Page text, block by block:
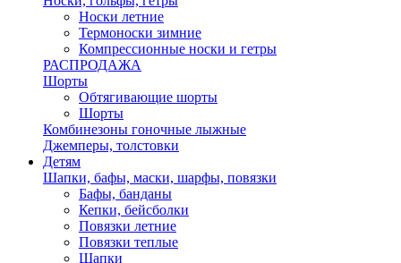
Носки летние
Термоноски зимние
Компрессионные носки и гетры
РАСПРОДАЖА
Шорты
Обтягивающие шорты
Шорты
Комбинезоны гоночные лыжные
Джемперы, толстовки
Детям
Шапки, бафы, маски, шарфы, повязки
Бафы, банданы
Кепки, бейсболки
Повязки летние
Повязки теплые
Шапки